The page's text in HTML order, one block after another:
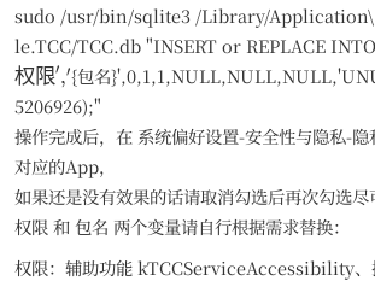
sudo /usr/bin/sqlite3 /Library/
le.TCC/TCC.db "INSERT or REPLACE
权限′,′{包名
5206926);"
操作完成后，在 系统偏好设置-安全性与隐私-
对应的App，
如果还是没有效果的话请取消勾选后再次勾选
权限 和 包名 两个变量请自行根据需求替换：
权限：辅助功能 kTCCServiceAccessibility